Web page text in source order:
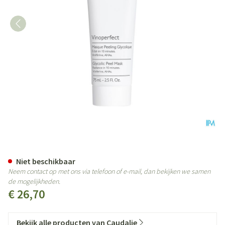
€ 26,70
Niet beschikbaar
Neem contact op met ons via telefoon of e-mail, dan bekijken we samen
de mogelijkheden.
Bekijk alle producten van Caudalie